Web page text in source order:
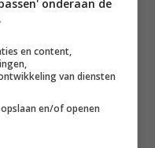
tijd om je
naar je
flink ijs in een
supersnel. Je
zout bijgooien. Dan
onderaan de
en content,
van diensten
en/of openen